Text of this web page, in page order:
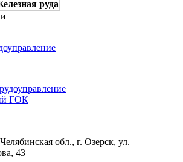
руда
ГОК
обл., г. Озерск, ул.
43